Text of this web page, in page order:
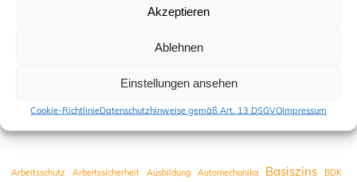
Akzeptieren
Ablehnen
Einstellungen ansehen
Cookie-RichtlinieDatenschutzhinweise gemäß Art. 13 DSGVOImpressum
Arbeitsschutz in der Fahrzeugaufbereitung: Neue DGUV
FAQ zum Thema „Recht auf Reparatur – Neue Infopflichten für
OLG Köln: Standgeld-Klausel in den Kfz-Reparaturbedingungen
wirksam
Arbeitsschutz Arbeitssicherheit Ausbildung Automechanika Basiszins BDK